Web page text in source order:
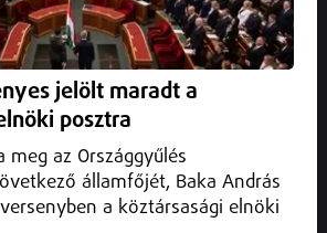
önkormányzati választások
biztonságos felhasználása
változtatásokat mérlegelnek a Tisza
információi sze...
jelölt maradt a
posztra
meg az Országgyűlés
államfőjét, Baka András
a köztársasági elnöki